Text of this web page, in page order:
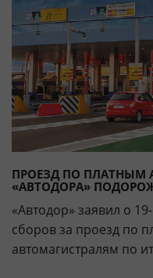
ПРОЕЗД ПО ПЛАТНЫМ
«АВТОДОРА»
«Автодор» заявил о
сборов за проезд по
автомагистралям по